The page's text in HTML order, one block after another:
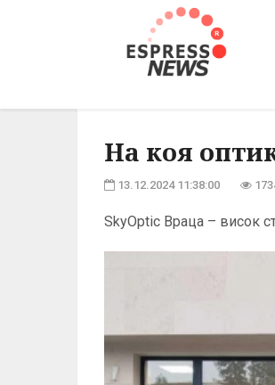
На коя
13.12.2024 11:38:00
SkyOptic Враца – висок